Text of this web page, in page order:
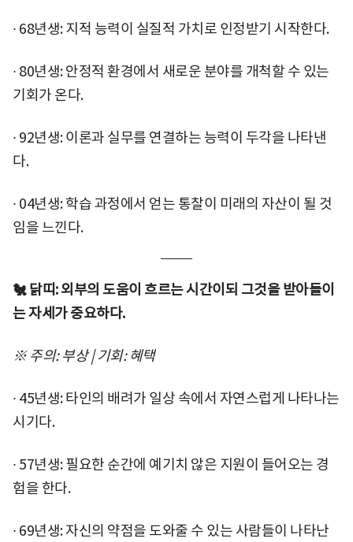
∙ 68년생: 지적 능력이 실질적 가치로 인정받기 시작한다.
∙ 80년생: 안정적 환경에서 새로운 분야를 개척할 수 있는
기회가 온다.
∙ 92년생: 이론과 실무를 연결하는 능력이 두각을 나타낸
다.
∙ 04년생: 학습 과정에서 얻는 통찰이 미래의 자산이 될 것
임을 느낀다.
🐔 닭띠: 외부의 도움이 흐르는 시간이되 그것을 받아들이
는 자세가 중요하다.
※ 주의: 부상 | 기회: 혜택
∙ 45년생: 타인의 배려가 일상 속에서 자연스럽게 나타나는
시기다.
∙ 57년생: 필요한 순간에 예기치 않은 지원이 들어오는 경
험을 한다.
∙ 69년생: 자신의 약점을 도와줄 수 있는 사람들이 나타난